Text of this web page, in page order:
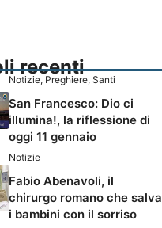
recenti
Notizie, Preghiere, Santi
San Francesco: Dio ci
illumina!, la riflessione di
oggi 11 gennaio
Notizie
Fabio Abenavoli, il
chirurgo romano che salva
i bambini con il sorriso